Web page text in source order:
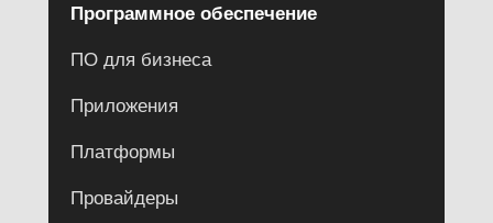
Программное обеспечение
ПО для бизнеса
Приложения
Платформы
Провайдеры